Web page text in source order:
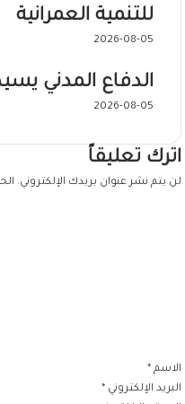
للتنمية العمرانية
2026-08-05
الدفاع المدني
2026-08-05
اترك تعليقاً
لن يتم نشر عنوان بريدك الإلكتروني.
الاسم *
البريد الإلكتروني *